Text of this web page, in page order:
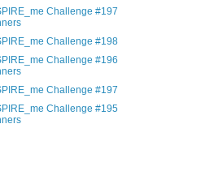
Challenge #197
Challenge #198
Challenge #196
Challenge #197
Challenge #195